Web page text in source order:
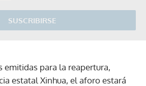
SUSCRIBIRSE
emitidas para la reapertura,
estatal Xinhua, el aforo estará